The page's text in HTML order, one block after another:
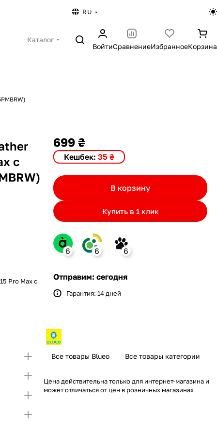
RU
Каталог
ВойтиСравнениеИзбранноеКорзина
с
Pro Max с
699 ₴
Кешбек: 35 ₴
В корзину
Купить в 1 клик
6 6
части платежа и Первого
6
сумму нужно внести Первым взносом
Отправим: сегодня
Гарантия: 14 дней
Все товары Blueo Все товары категории
Цена действительна только для интернет-магазина и
может отличаться от цен в розничных магазинах